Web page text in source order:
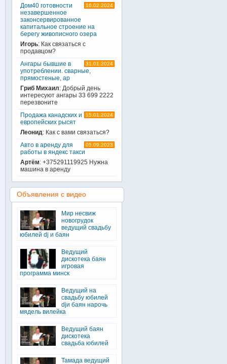
16.02.2024
Дом40 готовности
незавершенное
законсервированное
капитальное строение на
берегу живописного озера
Игорь: Как связаться с
продавцом?
31.01.2024
Ангары бывшие в
употреблении. сварные,
прямостеные, ар
Гриб Михаил: Добрый день
интересуют ангары 33 699 2222
перезвоните
15.01.2024
Продажа канадских и
европейских рысят
Леонид: Как с вами связаться?
05.09.2023
Авто в аренду для
работы в яндекс такси
Артём: +375291119925 Нужна
машина в аренду
Объявления с видео
Мир несвиж
новогрудок
ведущий свадьбу
юбилей dj и баян
Ведущий
дискотека баян
игровая
программа минск
Ведущий на
свадьбу юбилей
djи баян нарочь
мядель вилейка
Ведущий баян
дискотека
свадьба юбилей
Тамада ведущий